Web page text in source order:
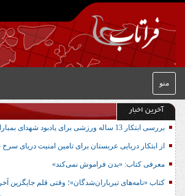
منو
آخرین اخبار
بررسی ابتکار 13 ساله ورزشی برای یادبود شهدای بمباران شیمیایی سردشت
از ابتکار دریایی عربستان برای تامین امنیت دریای
معرفی کتاب: «بدن فراموش نمی‌کند»
کتاب «نامه‌های تیرباران‌شدگان»؛ وقتی قلم جایگزین